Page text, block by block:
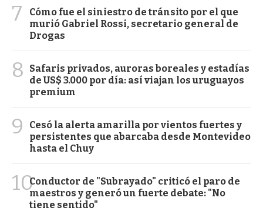
7
Cómo fue el siniestro de tránsito por el que
murió Gabriel Rossi, secretario general de
Drogas
8
Safaris privados, auroras boreales y estadías
de US$ 3.000 por día: así viajan los uruguayos
premium
9
Cesó la alerta amarilla por vientos fuertes y
persistentes que abarcaba desde Montevideo
hasta el Chuy
10Conductor de "Subrayado" criticó el paro de
maestros y generó un fuerte debate: "No
tiene sentido"